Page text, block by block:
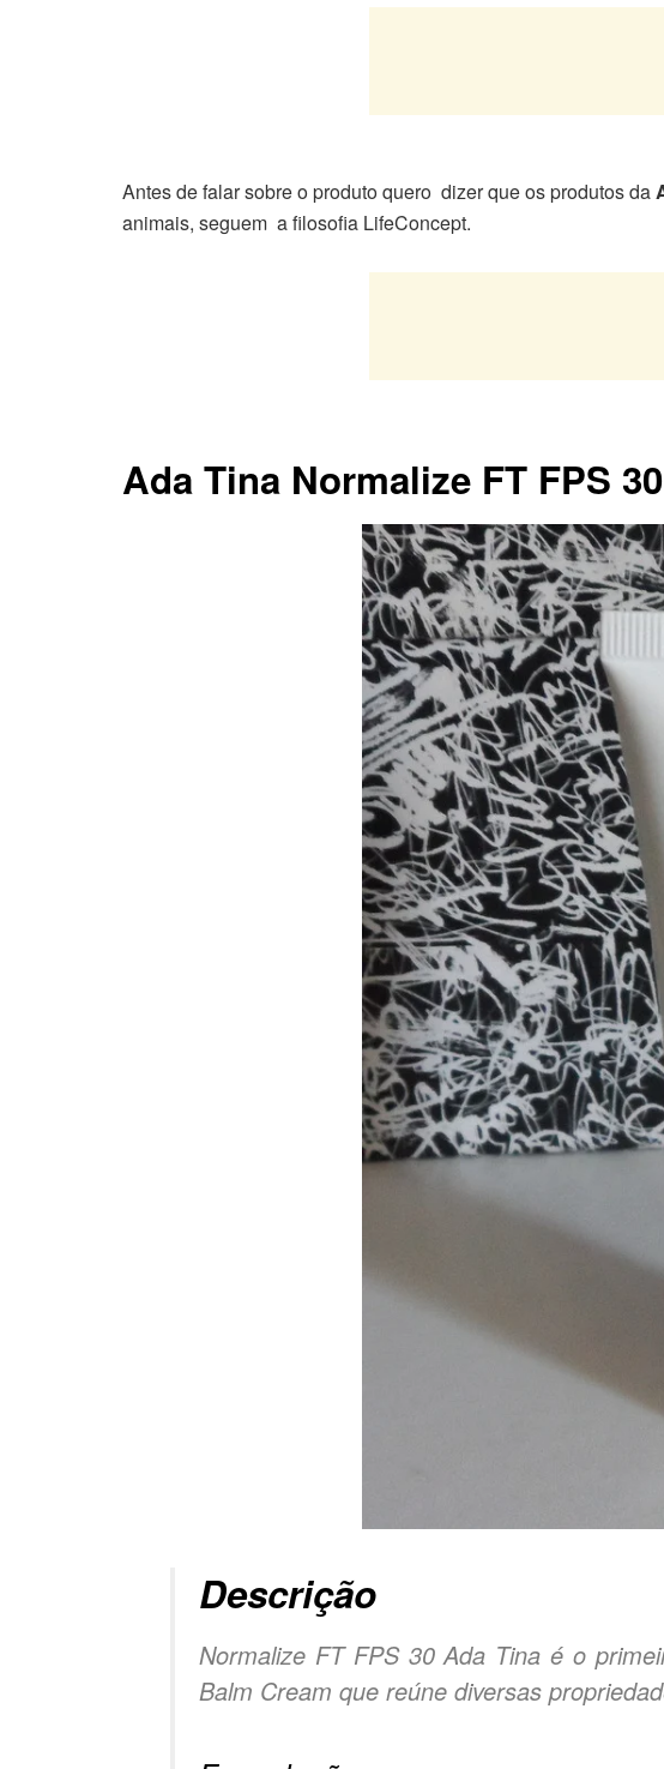
Antes de falar sobre o produto quero dizer que os produtos da
animais, seguem a filosofia LifeConcept.
Ada Tina Normalize FT FPS 30
Descrição
Normalize FT FPS 30 Ada Tina é o
Balm Cream que reúne diversas